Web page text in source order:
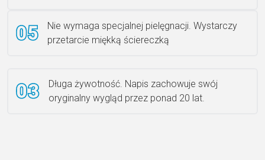
Nie wymaga specjalnej pielęgnacji. Wystarczy
przetarcie miękką ściereczką
Długa żywotność. Napis zachowuje swój
oryginalny wygląd przez ponad 20 lat.